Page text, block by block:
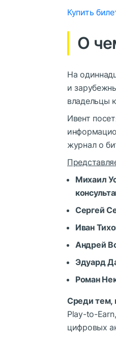
Купить
О
На
и
владельцы
Ивент
журнал о
Михаил
Сергей
Иван
Андрей
Эдуард
Роман
Среди тем,
Play-to-
цифровых